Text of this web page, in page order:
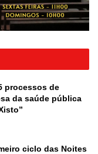
processos de
da saúde pública
ciclo das Noites